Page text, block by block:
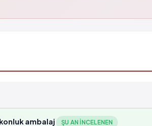
ambalaj ŞU AN INCELENEN